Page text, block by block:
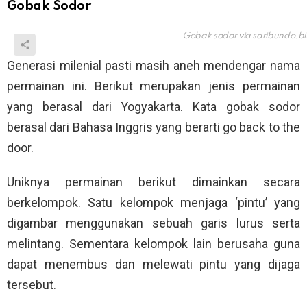
Gobak Sodor
Gobak sodor via
Generasi milenial pasti masih aneh mendengar nama
permainan ini. Berikut merupakan jenis permainan
yang berasal dari Yogyakarta. Kata gobak sodor
berasal dari Bahasa Inggris yang berarti go back to the
door.
Uniknya permainan berikut dimainkan secara
berkelompok. Satu kelompok menjaga ‘pintu’ yang
digambar menggunakan sebuah garis lurus serta
melintang. Sementara kelompok lain berusaha guna
dapat menembus dan melewati pintu yang dijaga
tersebut.